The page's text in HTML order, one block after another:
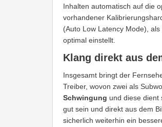
Inhalten automatisch auf die
vorhandener
(Auto Low Latency Mode), als
optimal einstellt.
Klang direkt aus
Insgesamt bringt der
Treiber, wovon zwei als
Schwingung und diese dient
gut sein und direkt aus dem
sicherlich weiterhin ein